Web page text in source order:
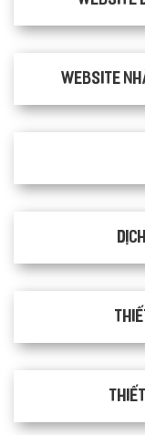
Website